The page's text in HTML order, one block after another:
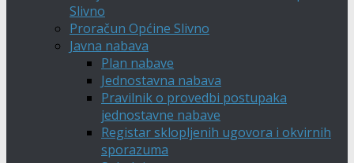
Slivno
Proračun Općine Slivno
Javna nabava
Plan nabave
Jednostavna nabava
Pravilnik o provedbi postupaka
jednostavne nabave
Registar sklopljenih ugovora i okvirnih
sporazuma